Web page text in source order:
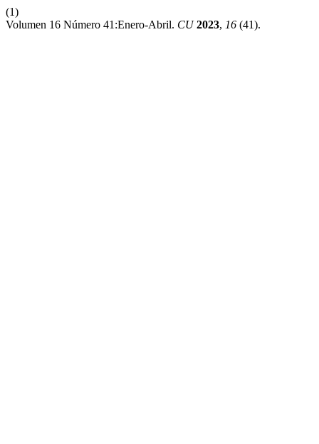
(1)
Volumen 16 Número 41:Enero-Abril. CU 2023, 16 (41).